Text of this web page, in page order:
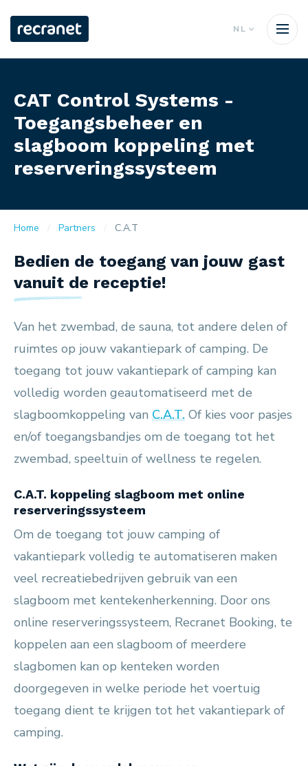
NL
CAT Control Systems -
Toegangsbeheer en
slagboom koppeling met
reserveringssysteem
Home Partners C.A.T
Bedien de toegang van jouw gast
vanuit de receptie!
Van het zwembad, de sauna, tot andere delen of
ruimtes op jouw vakantiepark of camping. De
toegang tot jouw vakantiepark of camping kan
volledig worden geautomatiseerd met de
slagboomkoppeling van C.A.T. Of kies voor pasjes
en/of toegangsbandjes om de toegang tot het
zwembad, speeltuin of wellness te regelen.
C.A.T. koppeling slagboom met online
reserveringssysteem
Om de toegang tot jouw camping of
vakantiepark volledig te automatiseren maken
veel recreatiebedrijven gebruik van een
slagboom met kentekenherkenning. Door ons
online reserveringssysteem, Recranet Booking, te
koppelen aan een slagboom of meerdere
slagbomen kan op kenteken worden
doorgegeven in welke periode het voertuig
toegang dient te krijgen tot het vakantiepark of
camping.